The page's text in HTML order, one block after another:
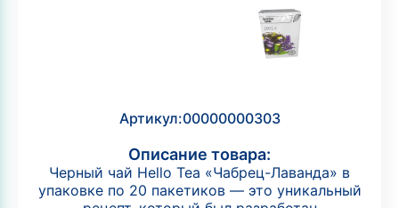
Артикул:00000000303
Описание товара:
Черный чай Hello Tea «Чабрец-Лаванда» в
упаковке по 20 пакетиков — это уникальный